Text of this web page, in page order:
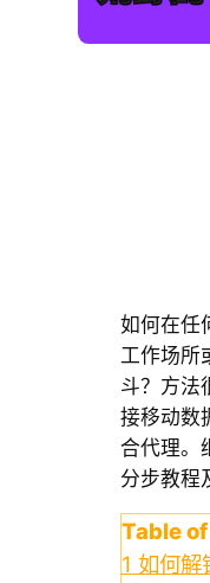
如何在任
工作场所
斗？方法
接移动数
合代理。
分步教程
Table
1 如何解